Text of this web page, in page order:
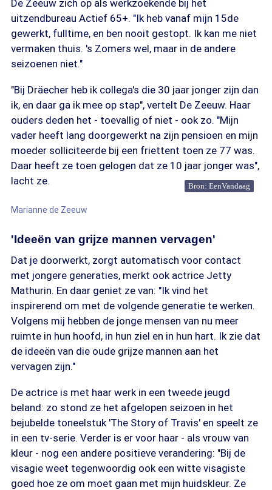
De Zeeuw zich op als werkzoekende bij het
uitzendbureau Actief 65+. "Ik heb vanaf mijn 15de
gewerkt, fulltime, en ben nooit gestopt. Ik kan me niet
vermaken thuis. 's Zomers wel, maar in de andere
seizoenen niet."
"Bij Dräecher heb ik collega's die 30 jaar jonger zijn dan
ik, en daar ga ik mee op stap", vertelt De Zeeuw. Haar
ouders deden het - toevallig of niet - ook zo. "Mijn
vader heeft lang doorgewerkt na zijn pensioen en mijn
moeder solliciteerde bij een friettent toen ze 77 was.
Daar heeft ze toen gelogen dat ze 10 jaar jonger was",
lacht ze.
Bron: EenVandaag
Marianne de Zeeuw
'Ideeën van grijze mannen vervagen'
Dat je doorwerkt, zorgt automatisch voor contact
met jongere generaties, merkt ook actrice Jetty
Mathurin. En daar geniet ze van: "Ik vind het
inspirerend om met de volgende generatie te werken.
Volgens mij hebben de jonge mensen van nu meer
ruimte in hun hoofd, in hun ziel en in hun hart. Ik zie dat
de ideeën van die oude grijze mannen aan het
vervagen zijn."
De actrice is met haar werk in een tweede jeugd
beland: zo stond ze het afgelopen seizoen in het
bejubelde toneelstuk 'The Story of Travis' en speelt ze
in een tv-serie. Verder is er voor haar - als vrouw van
kleur - nog een andere positieve verandering: "Bij de
visagie weet tegenwoordig ook een witte visagiste
goed hoe ze om moet gaan met mijn huidskleur. Ze